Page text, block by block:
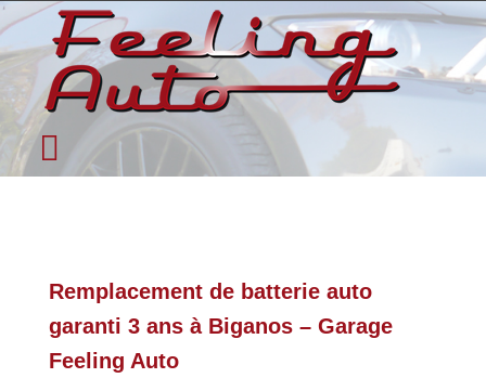
Passer
au
contenu
Toggle
Véhicules neufs
Occasions Récentes
Remplacement de batterie auto
garanti 3 ans à Biganos – Garage
Feeling Auto